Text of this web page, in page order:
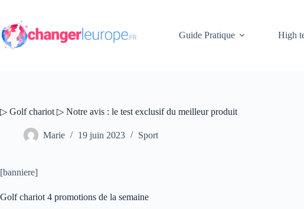
contenu
Guide Pratique
High
▷ Golf chariot ▷ Notre avis : le test exclusif du meilleur produit
Marie 19 juin 2023 Sport
[banniere]
Golf chariot 4 promotions de la semaine